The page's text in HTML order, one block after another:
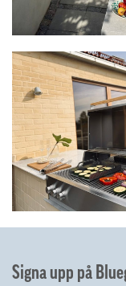
Signa upp på